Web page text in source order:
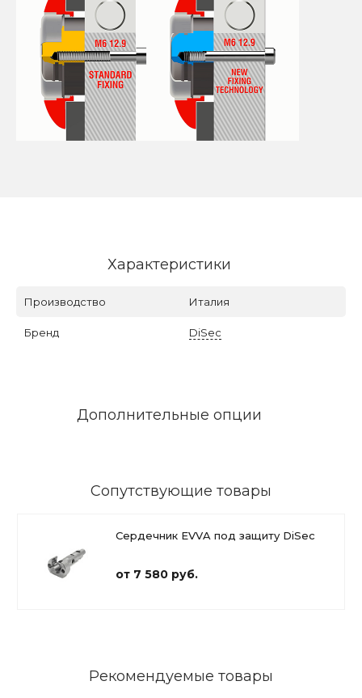
Характеристики
Производство Италия
Бренд DiSec
Дополнительные опции
Сопутствующие товары
Сердечник EVVA под защиту DiSec
от 7 580 руб.
Рекомендуемые товары